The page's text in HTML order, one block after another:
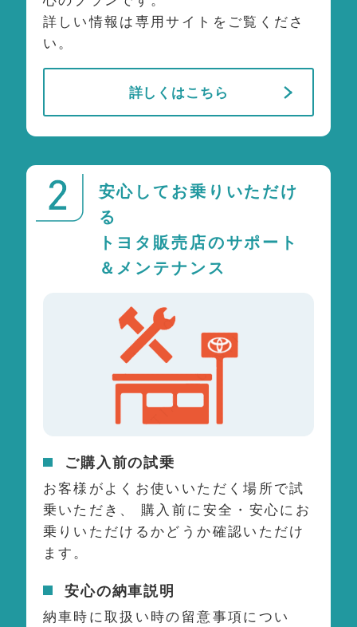
詳しい情報は専⽤サイトをご覧くださ
い。
詳しくはこちら
安心してお乗りいただけ
る
トヨタ販売店のサポート
＆メンテナンス
ご購入前の試乗
お客様がよくお使いいただく場所で試
乗いただき、 購入前に安全・安心にお
乗りいただけるかどうか確認いただけ
ます。
安心の納車説明
納車時に取扱い時の留意事項につい